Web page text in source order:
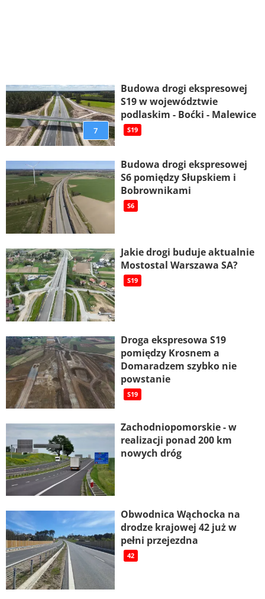
7
Budowa drogi ekspresowej
S19 w województwie
podlaskim - Boćki - Malewice
S19
Budowa drogi ekspresowej
S6 pomiędzy Słupskiem i
Bobrownikami
S6
Jakie drogi buduje aktualnie
Mostostal Warszawa SA?
S19
Droga ekspresowa S19
pomiędzy Krosnem a
Domaradzem szybko nie
powstanie
S19
Zachodniopomorskie - w
realizacji ponad 200 km
nowych dróg
Obwodnica Wąchocka na
drodze krajowej 42 już w
pełni przejezdna
42